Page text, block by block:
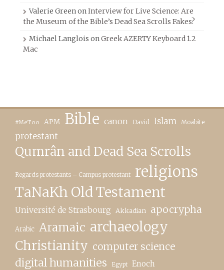
Valerie GreenonInterview for Live Science: Are
the Museum of the Bible’s Dead Sea Scrolls Fakes?
Michael Langlois onGreek AZERTY Keyboard 1.2
Mac
#MeToo APM Bible canon David Islam Moabite
protestant
Qumrân and Dead Sea Scrolls
Regards protestants – Campus protestant religions
TaNaKh Old Testament
Université de Strasbourg Akkadian apocrypha
Arabic Aramaic archaeology
Christianity computer science
digital humanities Egypt Enoch